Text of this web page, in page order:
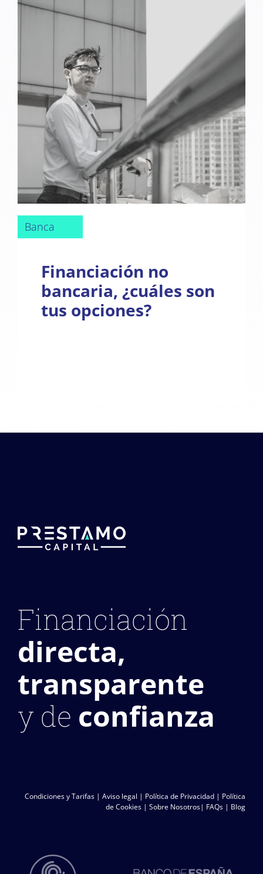
Banca
Financiación no
bancaria, ¿cuáles son
tus opciones?
Financiación
directa,
transparente
y de confianza
Condiciones y Tarifas |Aviso legal | Política de Privacidad | Política
de Cookies |Sobre Nosotros| FAQs | Blog